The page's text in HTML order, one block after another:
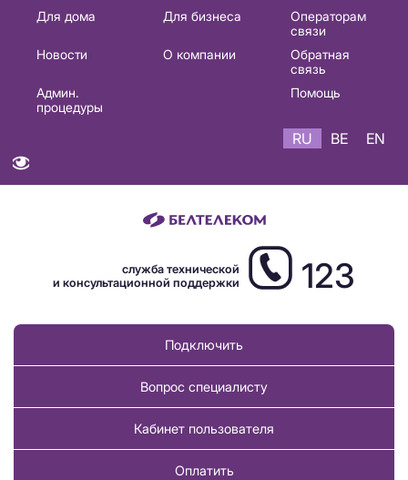
Основная
навигация
Для дома Для бизнеса
Операторам
связи
Новости
О компании
Обратная
связь
Админ.
процедуры
Помощь
RU BE EN
служба технической
и консультационной поддержки
123
Подключить
Вопрос специалисту
Кабинет пользователя
Оплатить